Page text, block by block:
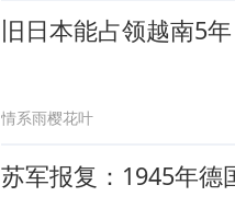
旧日本能占领越南5
情系雨樱花叶
苏军报复：1945年德